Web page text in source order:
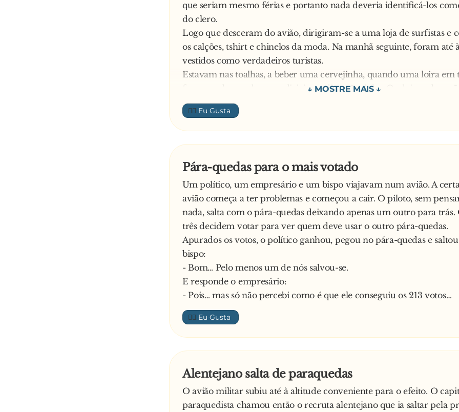
que seriam mesmo férias e portanto nada deveria identificá-los
do clero.
Logo que desceram do avião, dirigiram-se a uma loja de surfistas e
os calções, tshirt e chinelos da moda. Na manhã seguinte, foram até
vestidos como verdadeiros turistas.
Estavam nas toalhas, a beber uma cervejinha, quando uma loira em
fazer perder a cabeça, se dirigia na direcção deles. Os dois padres não
conseguiram evitar segui-la com os olhos e, quando a jovem passou
sorriu e individualmente cumprimentou-os:
- Bom dia Sr. Padre, bom dia Sr. Padre
No dia seguinte, foram até à loja e compraram também um chapéu
sol, das vistas e eis que aparece a mesma loira. desta vez vinha com
dental, aproximou-se deles e cumprimentou-os:
- Bom dia Sr. Padre, bom dia Sr. Padre
Os padres ainda incrédulos com o acontecera e, quando a loira já se
novamente a caminho, interrompe um dos padres:
- Desculpe, um momento, menina.
- Sim? – respondeu ela, com um sorriso nos lábios bem definidos e
Diz o padre:
- Nós de facto somos padres e temos orgulho em sê-lo, mas como
descobrir isso?
Explica a loira:
- Sr. Padre, sou eu. a irmã Angélica! Também estou de férias
👍🏼
Pára-quedas para o mais votado
Um político, um empresário e um bispo viajavam num avião. A
avião começa a ter problemas e começou a cair. O piloto, sem
nada, salta com o pára-quedas deixando apenas um outro para trás.
três decidem votar para ver quem deve usar o outro pára-quedas.
Apurados os votos, o político ganhou, pegou no pára-quedas e
bispo:
- Bom… Pelo menos um de nós salvou-se.
E responde o empresário:
- Pois… mas só não percebi como é que ele conseguiu os 213 votos…
👍🏼
Alentejano salta de paraquedas
O avião militar subiu até à altitude conveniente para o efeito. O
paraquedista chamou então o recruta alentejano que ia saltar pela